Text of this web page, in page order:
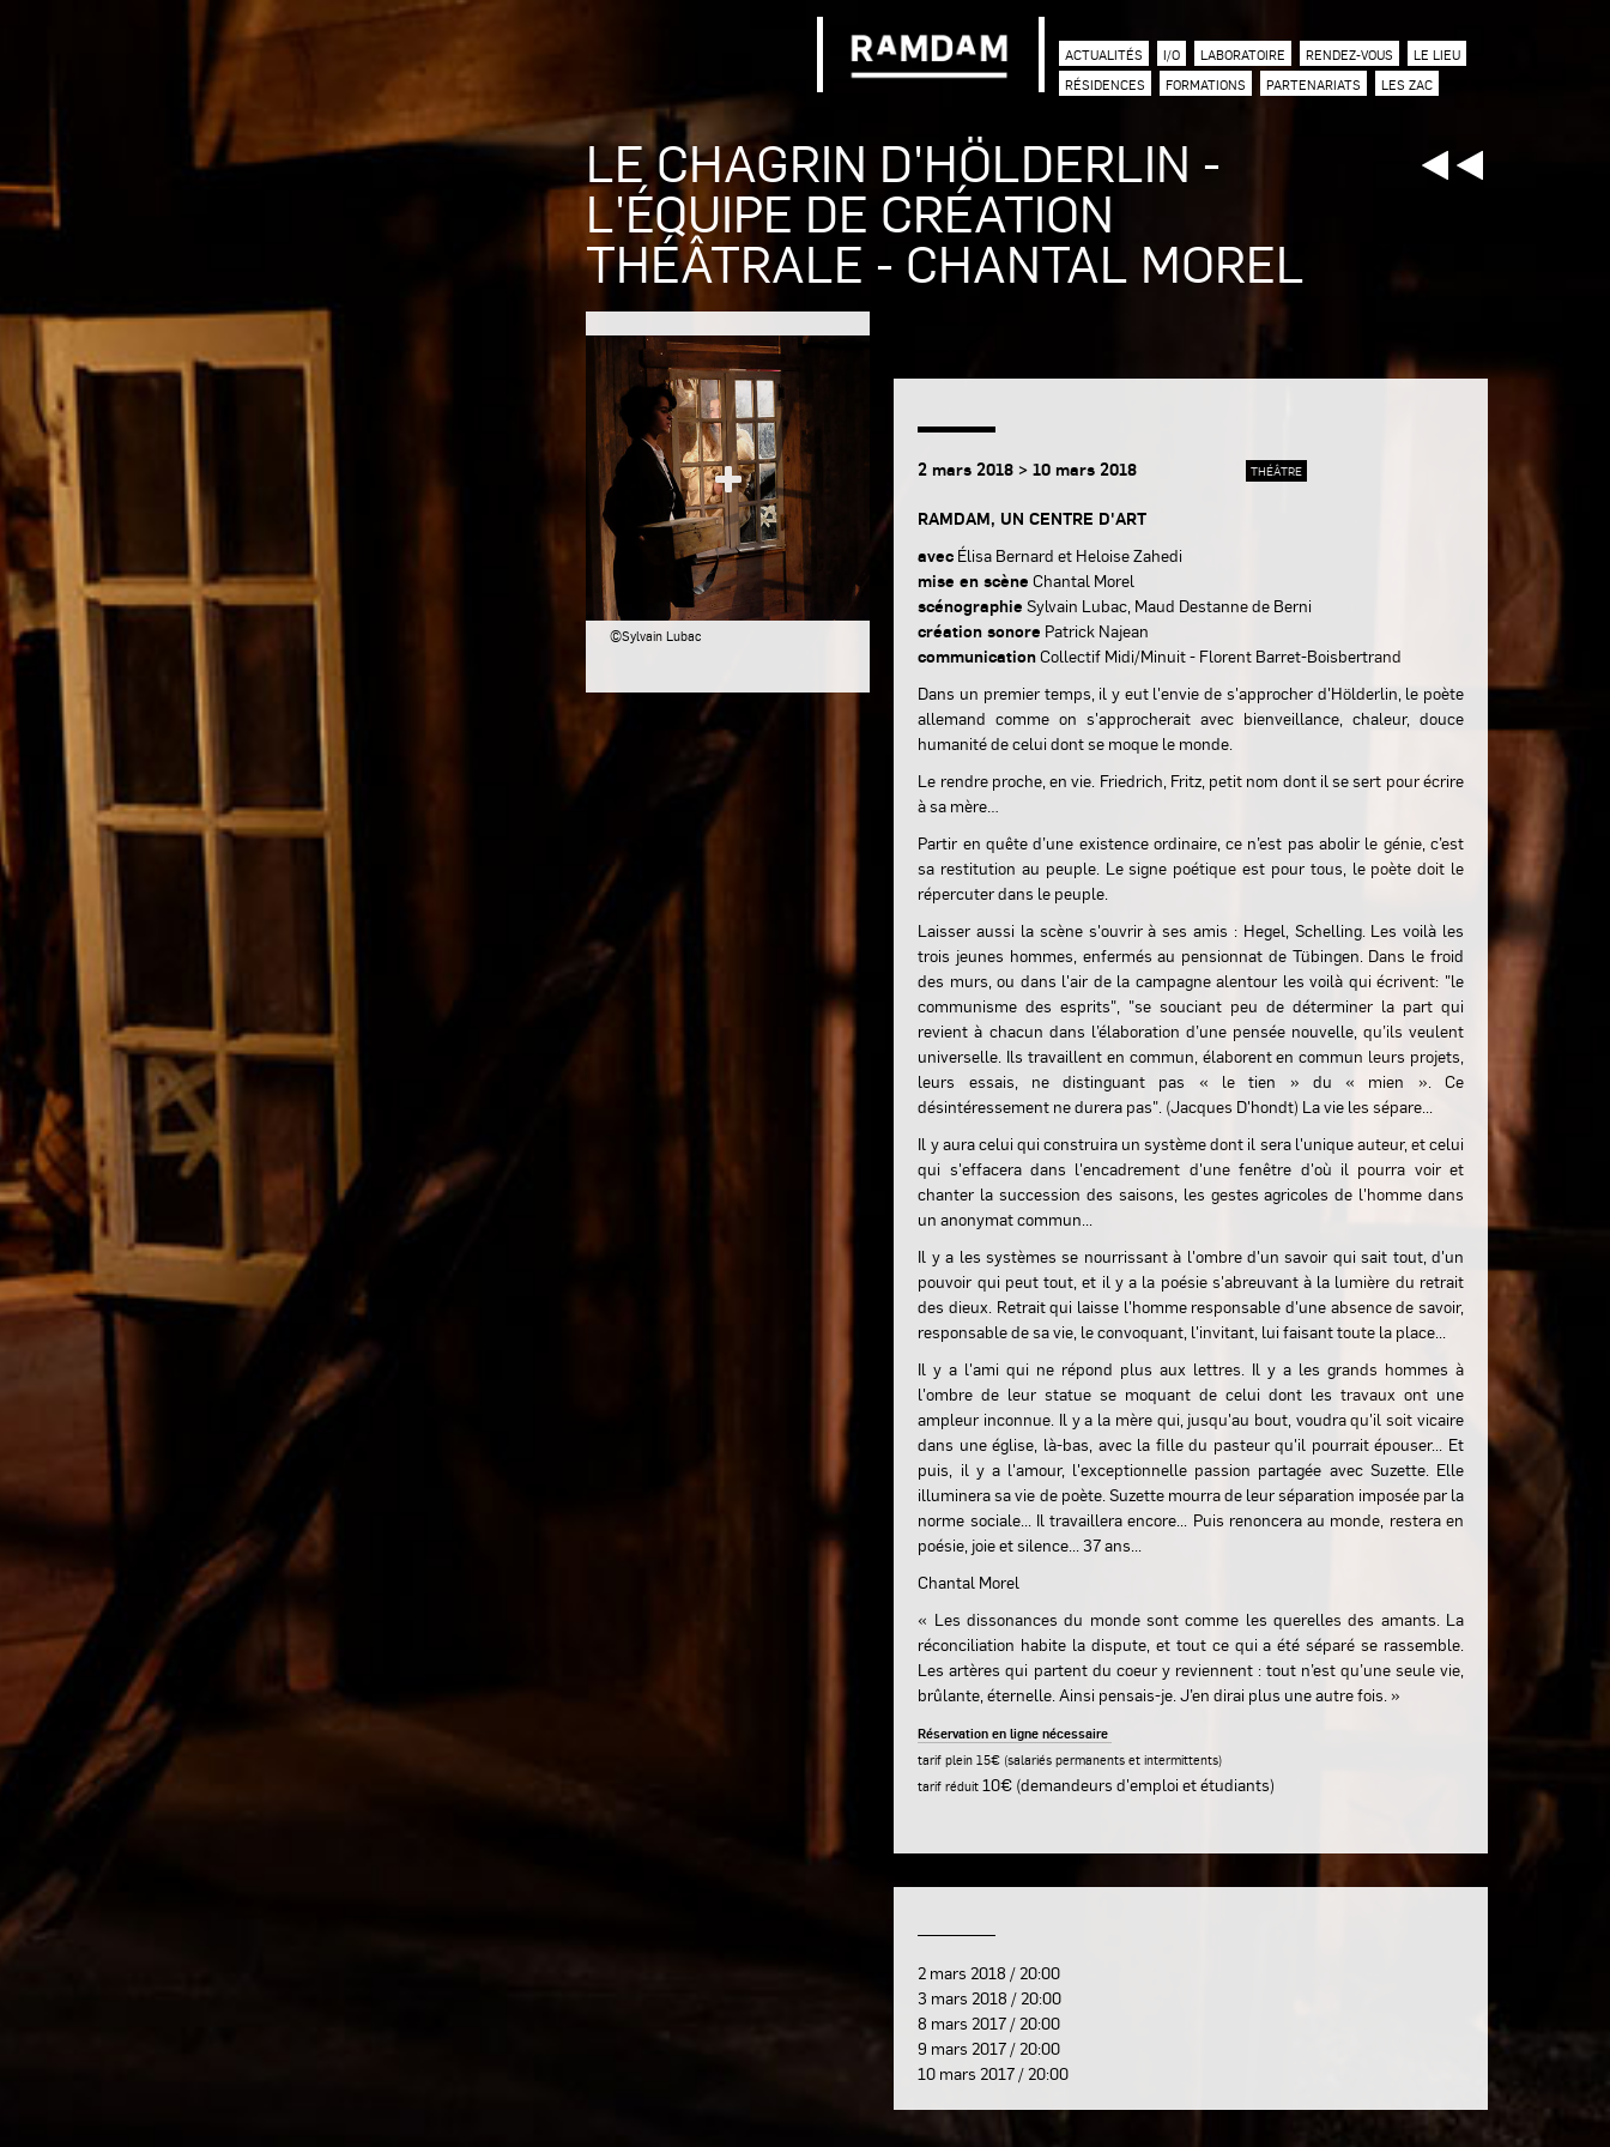
ACTUALITÉS I/O LABORATOIRE RENDEZ-VOUS
LE LIEU
RÉSIDENCES
FORMATIONS PARTENARIATS LES ZAC
LE CHAGRIN D'HÖLDERLIN -
L'ÉQUIPE DE CRÉATION
THÉÂTRALE - CHANTAL MOREL
©Sylvain Lubac
2 mars 2018 > 10 mars 2018 THÉÂTRE
RAMDAM, UN CENTRE D'ART
avec Élisa Bernard et Heloise Zahedi
mise en scène Chantal Morel
scénographie Sylvain Lubac, Maud Destanne de Berni
création sonore Patrick Najean
communicationCollectif Midi/Minuit - Florent Barret-Boisbertrand
Dans un premier temps, il y eut l'envie de s'approcher d'Hölderlin, le poète
allemand comme on s'approcherait avec bienveillance, chaleur, douce
humanité de celui dont se moque le monde.
Le rendre proche, en vie. Friedrich, Fritz, petit nom dont il se sert pour écrire
à sa mère…
Partir en quête d’une existence ordinaire, ce n’est pas abolir le génie, c’est
sa restitution au peuple. Le signe poétique est pour tous, le poète doit le
répercuter dans le peuple.
Laisser aussi la scène s'ouvrir à ses amis : Hegel, Schelling. Les voilà les
trois jeunes hommes, enfermés au pensionnat de Tübingen. Dans le froid
des murs, ou dans l'air de la campagne alentour les voilà qui écrivent: "le
communisme des esprits", "se souciant peu de déterminer la part qui
revient à chacun dans l’élaboration d’une pensée nouvelle, qu’ils veulent
universelle. Ils travaillent en commun, élaborent en commun leurs projets,
leurs essais, ne distinguant pas « le tien » du « mien ». Ce
désintéressement ne durera pas". (Jacques D'hondt) La vie les sépare...
Il y aura celui qui construira un système dont il sera l'unique auteur, et celui
qui s'effacera dans l'encadrement d'une fenêtre d'où il pourra voir et
chanter la succession des saisons, les gestes agricoles de l'homme dans
un anonymat commun...
Il y a les systèmes se nourrissant à l'ombre d'un savoir qui sait tout, d'un
pouvoir qui peut tout, et il y a la poésie s'abreuvant à la lumière du retrait
des dieux. Retrait qui laisse l'homme responsable d'une absence de savoir,
responsable de sa vie, le convoquant, l'invitant, lui faisant toute la place...
Il y a l'ami qui ne répond plus aux lettres. Il y a les grands hommes à
l'ombre de leur statue se moquant de celui dont les travaux ont une
ampleur inconnue. Il y a la mère qui, jusqu'au bout, voudra qu'il soit vicaire
dans une église, là-bas, avec la fille du pasteur qu'il pourrait épouser... Et
puis, il y a l'amour, l'exceptionnelle passion partagée avec Suzette. Elle
illuminera sa vie de poète. Suzette mourra de leur séparation imposée par la
norme sociale... Il travaillera encore... Puis renoncera au monde, restera en
poésie, joie et silence... 37 ans...
Chantal Morel
« Les dissonances du monde sont comme les querelles des amants. La
réconciliation habite la dispute, et tout ce qui a été séparé se rassemble.
Les artères qui partent du coeur y reviennent : tout n’est qu’une seule vie,
brûlante, éternelle. Ainsi pensais-je. J’en dirai plus une autre fois. »
Réservation en ligne nécessaire
tarif plein 15€ (salariés permanents et intermittents)
tarif réduit10€ (demandeurs d'emploi et étudiants)
2 mars 2018 / 20:00
3 mars 2018 / 20:00
8 mars 2017 / 20:00
9 mars 2017 / 20:00
10 mars 2017 / 20:00